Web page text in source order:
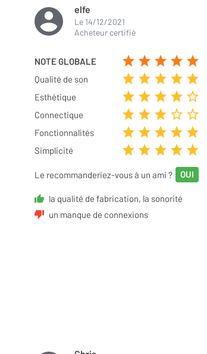
elfe
Le 14/12/2021
Acheteur certifié
NOTE GLOBALE
Qualité de son
Esthétique
Connectique
Fonctionnalités
Simplicité
Le recommanderiez-vous à un ami ?
la qualité de fabrication, la sonorité
un manque de connexions